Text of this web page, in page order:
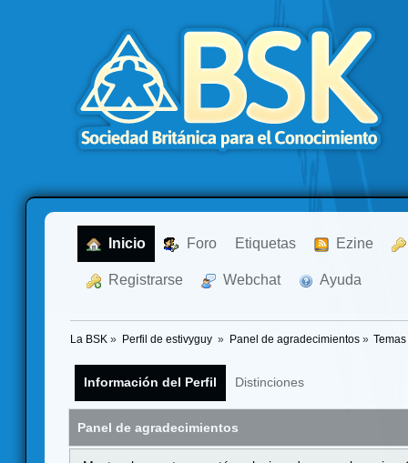
Inicio Foro Etiquetas Ezine
Registrarse Webchat Ayuda
La BSK » Perfil de estivyguy » Panel de agradecimientos»
Información del Perfil Distinciones
Panel de agradecimientos